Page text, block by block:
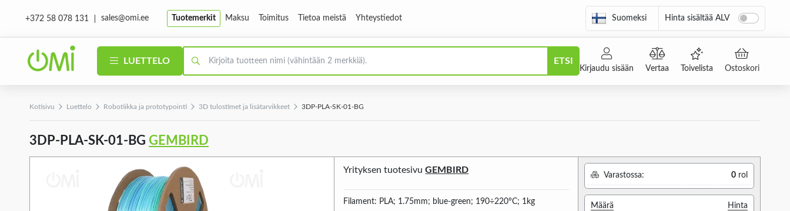
+372 58 078 131 sales@omi.ee Tuotemerkit Maksu Toimitus Tietoa meistä Yhteystiedot Suomeksi Hinta sisältää ALV
LUETTELO ETSI
Kirjaudu sisään Vertaa Toivelista Ostoskori
Kotisivu Luettelo Robotiikka ja prototypointi 3D tulostimet ja lisätarvikkeet 3DP-PLA-SK-01-BG
3DP-PLA-SK-01-BG GEMBIRD
Yrityksen tuotesivuGEMBIRD
Filament: PLA; 1.75mm; blue-green; 190÷220°C; 1kg
Varastossa: 0 rol
Määrä
Hinta